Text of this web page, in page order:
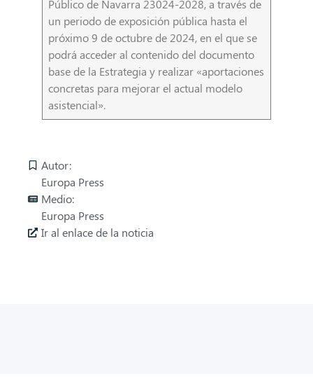
Público de Navarra 23024-2028, a través de
un periodo de exposición pública hasta el
próximo 9 de octubre de 2024, en el que se
podrá acceder al contenido del documento
base de la Estrategia y realizar «aportaciones
concretas para mejorar el actual modelo
asistencial».
Autor:
Europa Press
Medio:
Europa Press
Ir al enlace de la noticia